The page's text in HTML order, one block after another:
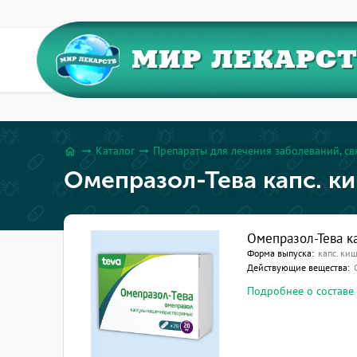
МИР
home arrow_right_alt Каталог arrow_right_alt Препараты для лечения заболеваний,
Омепразол-Тева капс.
Омепразол-Тева
Форма выпуска: капс.
Действующие вещества:
Подробнее о составе